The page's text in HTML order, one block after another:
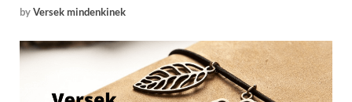
byVersek mindenkinek